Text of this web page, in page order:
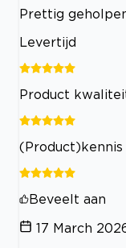
Prettig
Levertijd
Product
(Product)kennis
Beveelt aan
17 March